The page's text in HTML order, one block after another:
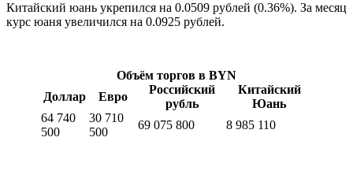
Китайский юань укрепился на 0.0509 рублей (0.36%). За месяц
курс юаня увеличился на 0.0925 рублей.
Объём торгов в BYN
Доллар
Евро
Российский
рубль
Китайский
Юань
64 740
500
30 710
500
69 075 800 8 985 110